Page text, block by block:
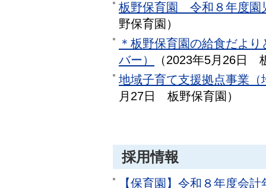
板野保育園 令和８年度園
野保育園 ）
＊板野保育園の給食だよ
バー）
（2023年5月26日
地域子育て支援拠点事業
月27日
板野保育園 ）
採用情報
【保育園】令和８年度会